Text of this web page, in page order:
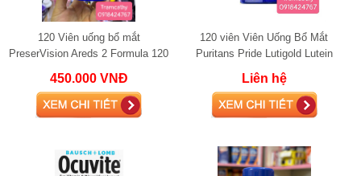
120 Viên uống bổ mắt
PreserVision Areds 2 Formula 120
450.000 VNĐ
120 viên Viên Uống Bổ Mắt
Puritans Pride Lutigold Lutein
Mạnh, Bảo Vệ Mắt
Liên hệ